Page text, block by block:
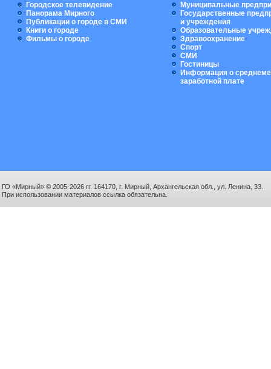
Городское телевидение
Панорама Мирного
Публикации о городе в СМИ
Книги о городе
Фильмы о городе
Муниципальные
Государственные
и учреждения
Образовательные
Здравоохранение
Спорт
СМИ
Гостиницы
Информация о
заработной плате
ГО «Мирный» © 2005-2026 гг. 164170, г. Мирный, Архангельская обл., ул. Ленина, 33.
При использовании материалов ссылка обязательна.